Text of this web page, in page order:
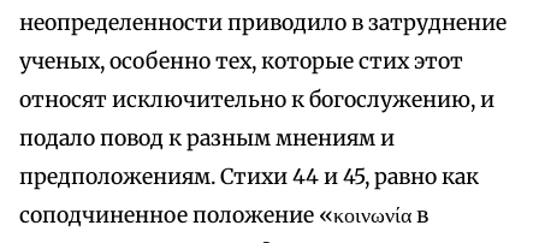
неопределенности приводило в затруднение
ученых, особенно тех, которые стих этот
относят исключительно к богослужению, и
подало повод к разным мнениям и
предположениям. Стихи 44 и 45, равно как
соподчиненное положение «κοινωνία в